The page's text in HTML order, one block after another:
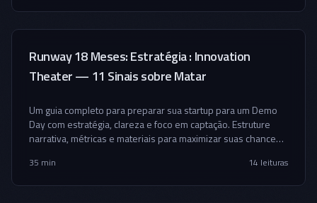
Runway 18 Meses: Estratégia : Innovation
Theater — 11 Sinais sobre Matar
Um guia completo para preparar sua startup para um Demo
Day com estratégia, clareza e foco em captação. Estruture
narrativa, métricas e materiais para maximizar suas chances
35 min 14 leituras